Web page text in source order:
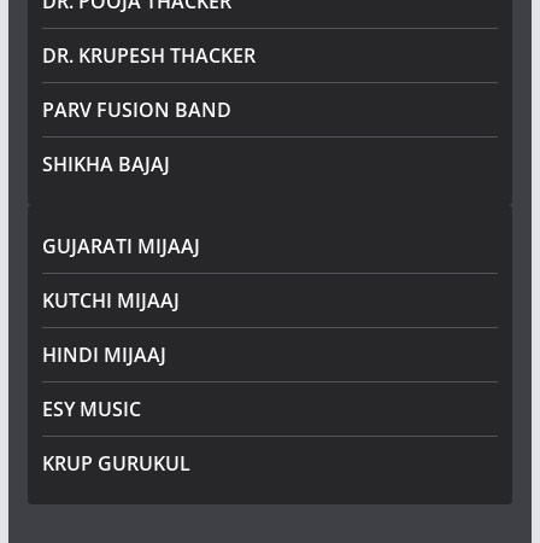
DR. KRUPESH THACKER
PARV FUSION BAND
SHIKHA BAJAJ
GUJARATI MIJAAJ
KUTCHI MIJAAJ
HINDI MIJAAJ
ESY MUSIC
KRUP GURUKUL